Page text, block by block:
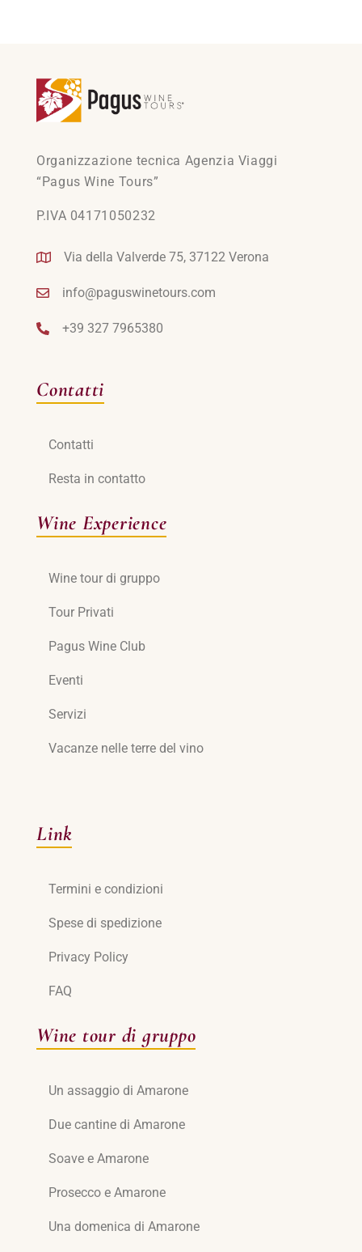
Organizzazione tecnica Agenzia Viaggi
“Pagus Wine Tours”
P.IVA 04171050232
Via della Valverde 75, 37122 Verona
info@paguswinetours.com
+39 327 7965380
Contatti
Contatti
Resta in contatto
Wine Experience
Wine tour di gruppo
Tour Privati
Pagus Wine Club
Eventi
Servizi
Vacanze nelle terre del vino
Link
Termini e condizioni
Spese di spedizione
Privacy Policy
FAQ
Wine tour di gruppo
Un assaggio di Amarone
Due cantine di Amarone
Soave e Amarone
Prosecco e Amarone
Una domenica di Amarone